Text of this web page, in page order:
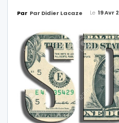
Par Par Didier Lacaze Le 19 Avr